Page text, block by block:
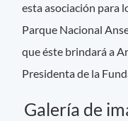
esta asociación para
Parque Nacional
que éste brindará a
Presidenta de la
Galería de